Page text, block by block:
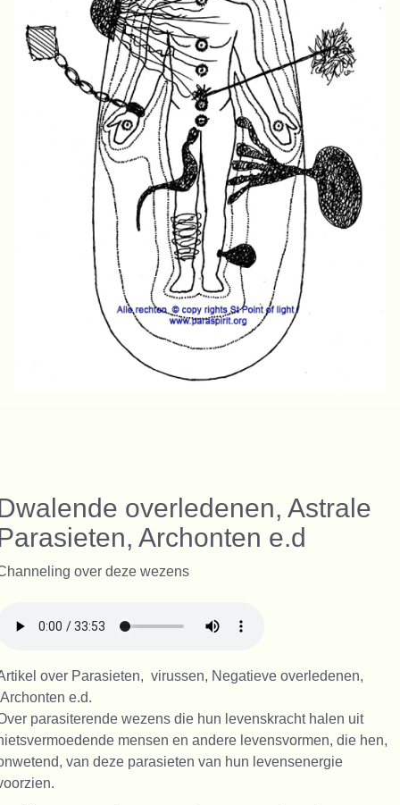
overledenen, Astrale
Archonten e.d
over deze wezens
over Parasieten, virussen, Negatieve overledenen,
e.d.
parasiterende wezens die hun levenskracht halen uit
mensen en andere levensvormen, die hen,
van deze parasieten van hun levensenergie